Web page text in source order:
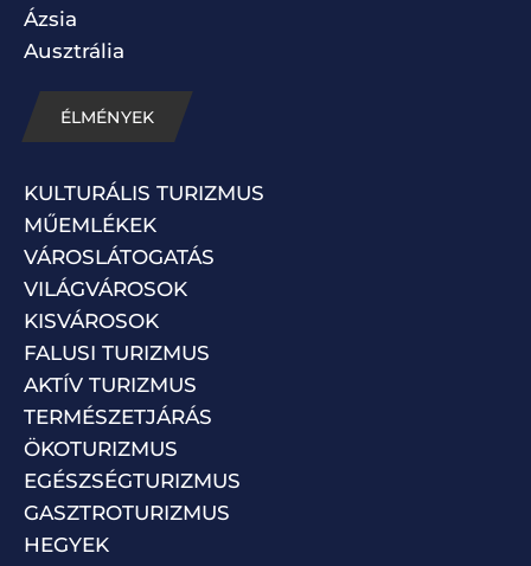
Ázsia
Ausztrália
ÉLMÉNYEK
KULTURÁLIS TURIZMUS
MŰEMLÉKEK
VÁROSLÁTOGATÁS
VILÁGVÁROSOK
KISVÁROSOK
FALUSI TURIZMUS
AKTÍV TURIZMUS
TERMÉSZETJÁRÁS
ÖKOTURIZMUS
EGÉSZSÉGTURIZMUS
GASZTROTURIZMUS
HEGYEK